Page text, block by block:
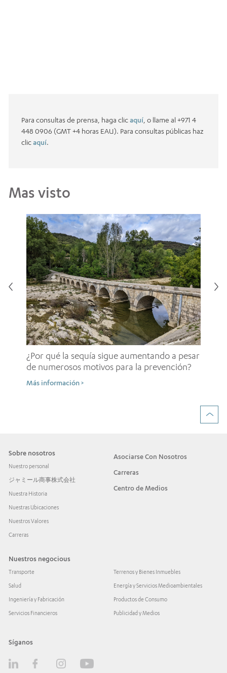
Para consultas de prensa, haga clicaquí , o llame al +971 4
448 0906 (GMT +4 horas EAU). Para consultas públicas haz
clicaquí.
Mas visto
¿Por qué la sequía sigue aumentando a pesar
de numerosos motivos para la prevención?
Más información >
Sobre nosotros
Nuestro personal
ジャミール商事株式会社
Nuestra Historia
Nuestras Ubicaciones
Nuestros Valores
Carreras
Asociarse Con Nosotros
Carreras
Centro de Medios
Nuestros negocious
Transporte
Salud
Ingeniería y Fabricación
Servicios Financieros
Terrenos y Bienes Inmuebles
Energía y Servicios Medioambientales
Productos de Consumo
Publicidad y Medios
Síganos